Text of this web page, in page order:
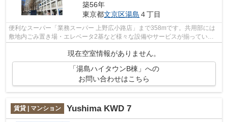
築56年
東京都文京区湯島 ４丁目
便利なスーパー「業務スーパー 上野広小路店」まで358mです。共用部には
敷地内ごみ置き場・エレベータ2基など様々な設備やサービスが揃っている
現在空室情報がありません。
「湯島ハイタウンB棟」への
お問い合わせはこちら
賃貸 | マンション Yushima KWD 7